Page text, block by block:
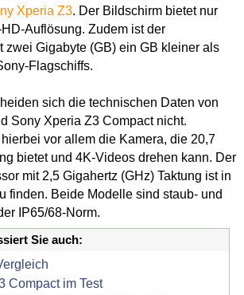
Xperia Z3. Der Bildschirm bietet nur
Auflösung. Zudem ist der
zwei Gigabyte (GB) ein GB kleiner als
Flagschiffs.
sich die technischen Daten von
Sony Xperia Z3 Compact nicht.
vor allem die Kamera, die 20,7
bietet und 4K-Videos drehen kann. Der
mit 2,5 Gigahertz (GHz) Taktung ist in
finden. Beide Modelle sind staub- und
IP65/68-Norm.
Sie auch:
Compact im Test